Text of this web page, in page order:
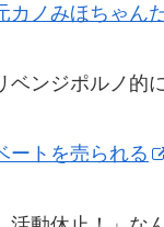
カノみほちゃん
ンジポルノ的
ートを売られる